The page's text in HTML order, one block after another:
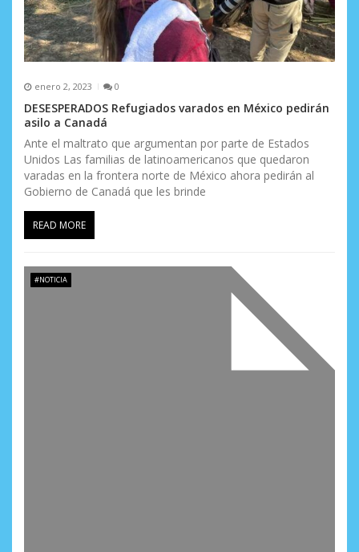
enero 2, 2023 0
DESESPERADOS Refugiados varados en México pedirán
asilo a Canadá
Ante el maltrato que argumentan por parte de Estados
Unidos Las familias de latinoamericanos que quedaron
varadas en la frontera norte de México ahora pedirán al
Gobierno de Canadá que les brinde
READ MORE
#NOTICIA